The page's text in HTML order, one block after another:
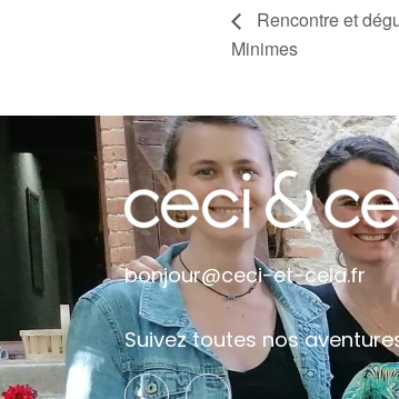
Rencontre et
Minimes
bonjour@ceci-et-cela.fr
Suivez toutes nos